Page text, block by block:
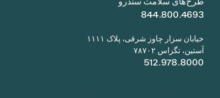
844.800.4693
خیابان سزار چاوز شرقی، پلاک ۱۱۱۱
آستین، تگزاس ۷۸۷۰۲
512.978.8000